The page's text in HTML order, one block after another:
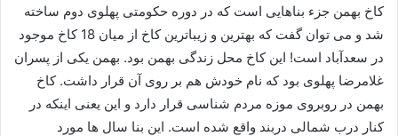
کاخ بهمن جزء بناهایی است که در دوره حکومتی پهلوی دوم ساخته
شد و می توان گفت که بهترین و زیباترین کاخ از میان 18 کاخ موجود
در سعدآباد است! این کاخ محل زندگی بهمن بود. بهمن یکی از پسران
غلامرضا پهلوی بود که نام خودش هم بر روی آن قرار داشت. کاخ
بهمن در روبروی موزه مردم شناسی قرار دارد و این یعنی اینکه در
کنار درب شمالی دربند واقع شده است. این بنا سال ها مورد